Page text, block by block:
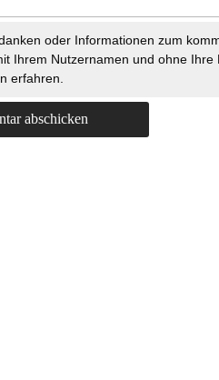
oder Informationen zum
Ihrem Nutzernamen und ohne Ihre
erfahren.